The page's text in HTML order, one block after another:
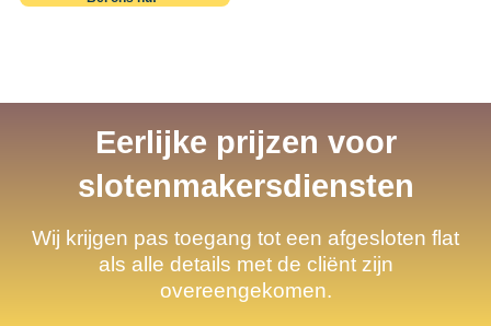
Eerlijke prijzen voor
slotenmakersdiensten
Wij krijgen pas toegang tot een afgesloten flat
als alle details met de cliënt zijn
overeengekomen.